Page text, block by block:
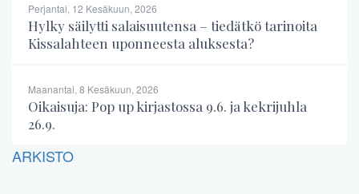
Perjantai, 12 Kesäkuun, 2026
Hylky säilytti salaisuutensa – tiedätkö tarinoita
Kissalahteen uponneesta aluksesta?
Maanantai, 8 Kesäkuun, 2026
Oikaisuja: Pop up kirjastossa 9.6. ja kekrijuhla
26.9.
ARKISTO